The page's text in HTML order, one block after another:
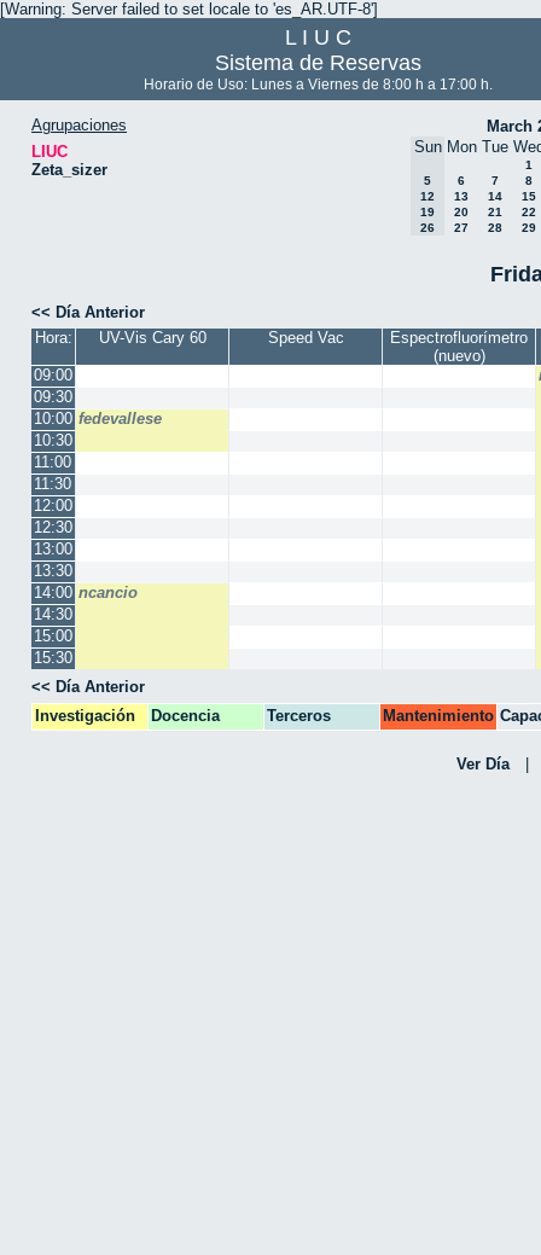
[Warning: Server failed to set locale to 'es_AR.UTF-8']
L I U C
Sistema de Reservas
Horario de Uso: Lunes a Viernes de 8:00 h a 17:00 h.
Agrupaciones
LIUC
Zeta_sizer
March
Sun Mon Tue
1
5
6 7
8
12
13 14
15
19
20 21
22
26
27 28 29
<< Día Anterior
Hora:
UV-Vis Cary 60 Speed Vac
Espectrofluorímetro
(nuevo)
09:00
09:30
10:00 fedevallese
10:30
11:00
11:30
12:00
12:30
13:00
13:30
14:00 ncancio
14:30
15:00
15:30
<< Día Anterior
Investigación
Docencia Terceros Mantenimiento
CPA
Ver Día
|